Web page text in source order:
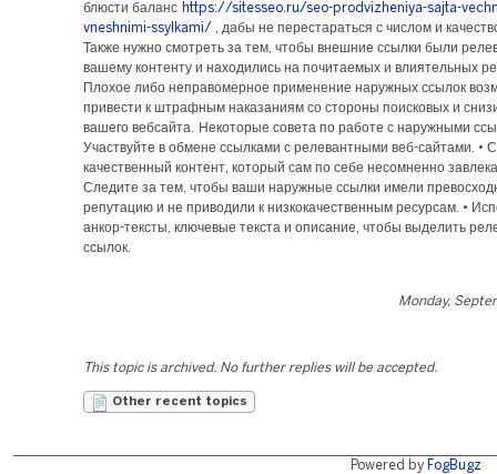
блюсти баланс https://sitesseo.ru/seo-prodvizheniya-sajta-
vneshnimi-ssylkami/ , дабы не перестараться с числом и
Также нужно смотреть за тем, чтобы внешние ссылки были
вашему контенту и находились на почитаемых и влиятельных
Плохое либо неправомерное применение наружных ссылок
привести к штрафным наказаниям со стороны поисковых и
вашего вебсайта. Некоторые совета по работе с наружными
Участвуйте в обмене ссылками с релевантными веб-сайтами. •
качественный контент, который сам по себе несомненно
Следите за тем, чтобы ваши наружные ссылки имели
репутацию и не приводили к низкокачественным ресурсам. •
анкор-тексты, ключевые текста и описание, чтобы выделить
ссылок.
Monday,
This topic is archived. No further replies will be accepted.
Other recent topics
Powered by FogBugz